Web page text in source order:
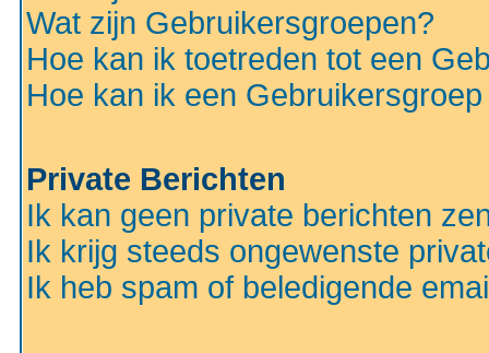
Wat zijn Gebruikersgroepen?
Hoe kan ik toetreden tot een
Hoe kan ik een
Private Berichten
Ik kan geen private berichten
Ik krijg steeds ongewenste
Ik heb spam of beledigende